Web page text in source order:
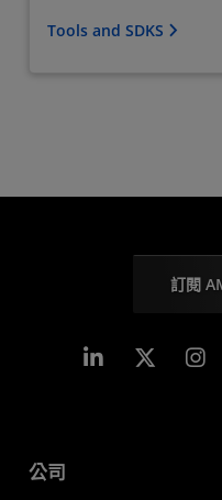
Tools and SDKS
訂閱
Linkedin
公司